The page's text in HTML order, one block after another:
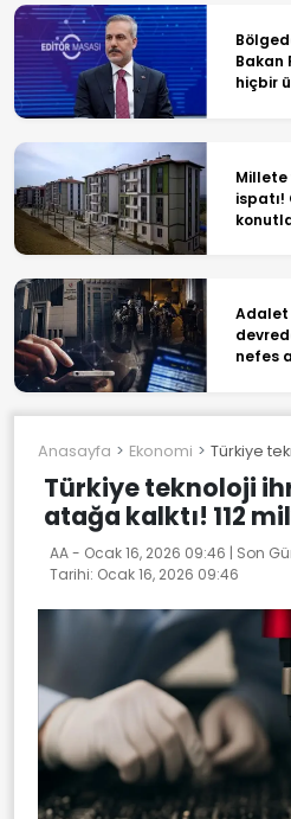
Bakan
hiçbir
Millete
ispatı!
Adalet
nefes
Anasayfa Ekonomi Türkiye
Türkiye teknoloji
atağa kalktı! 112
AA - Ocak 16, 2026 09:46 | Son
Tarihi: Ocak 16, 2026 09:46